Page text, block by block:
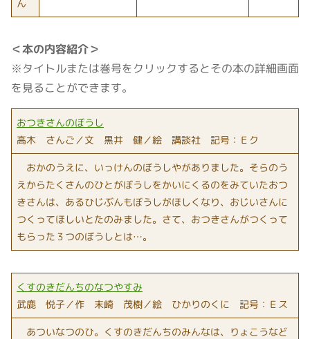
ん
＜本の内容紹介＞
※タイトルまたは巻号をクリックするとその本の詳細画面
を見ることができます。
おつきさんのぼうし
高木 さんご／文 黒井 健／絵 講談社 記号：Ｅク
おかのうえに、いっけんのぼうしやがありました。そらのう
えからたくさんのひとがぼうしをかいにくるのをみていたおつ
きさんは、あるひじぶんもぼうしがほしくなり、おじいさんに
つくってほしいとたのみました。さて、おつきさんがつくって
もらった３つのぼうしとは…。
くすのきだんちのなつやすみ
武鹿 悦子／作 末崎 茂樹／絵 ひかりのくに 記号：Ｅス
あついなつのひ。くすのきだんちのみんなは、りょこうなど